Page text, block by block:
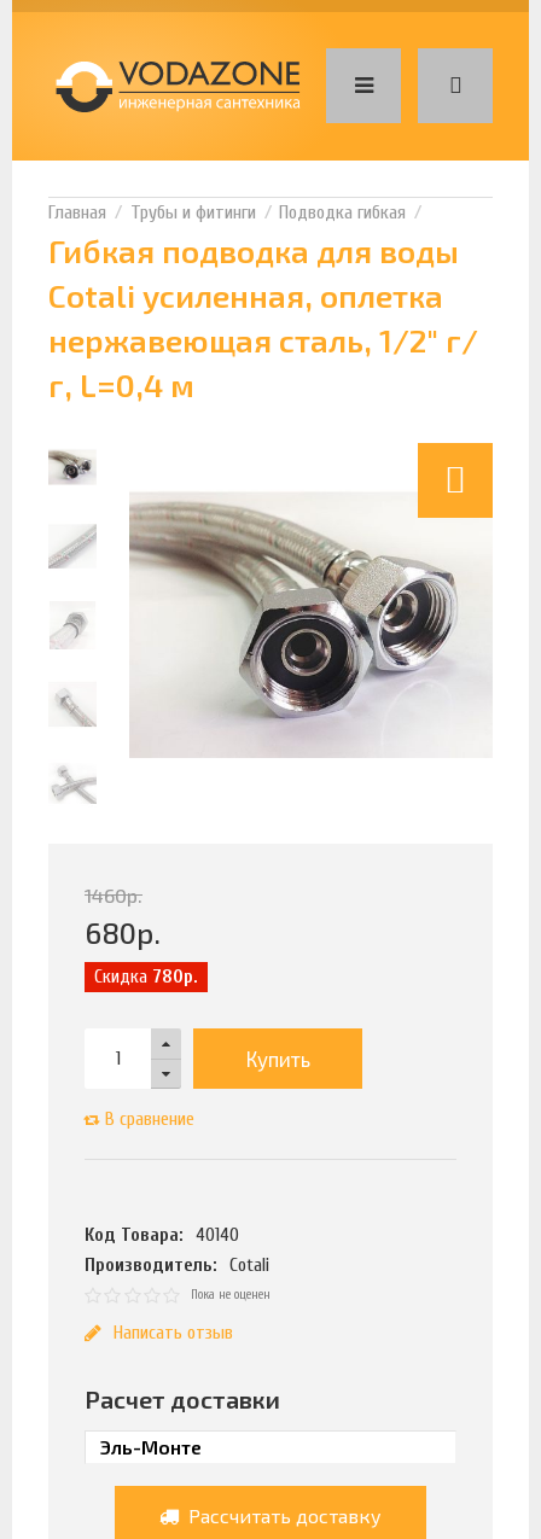
Трубы и фитинги Подводка гибкая
Гибкая подводка для воды
Cotali усиленная, оплетка
нержавеющая сталь, 1/2" г/
г, L=0,4 м
1460р.
680р.
Скидка 780р.
Купить
В сравнение
Код Товара:
40140
Производитель:
Cotali
Пока не оценен
Написать отзыв
Расчет доставки
Рассчитать доставку